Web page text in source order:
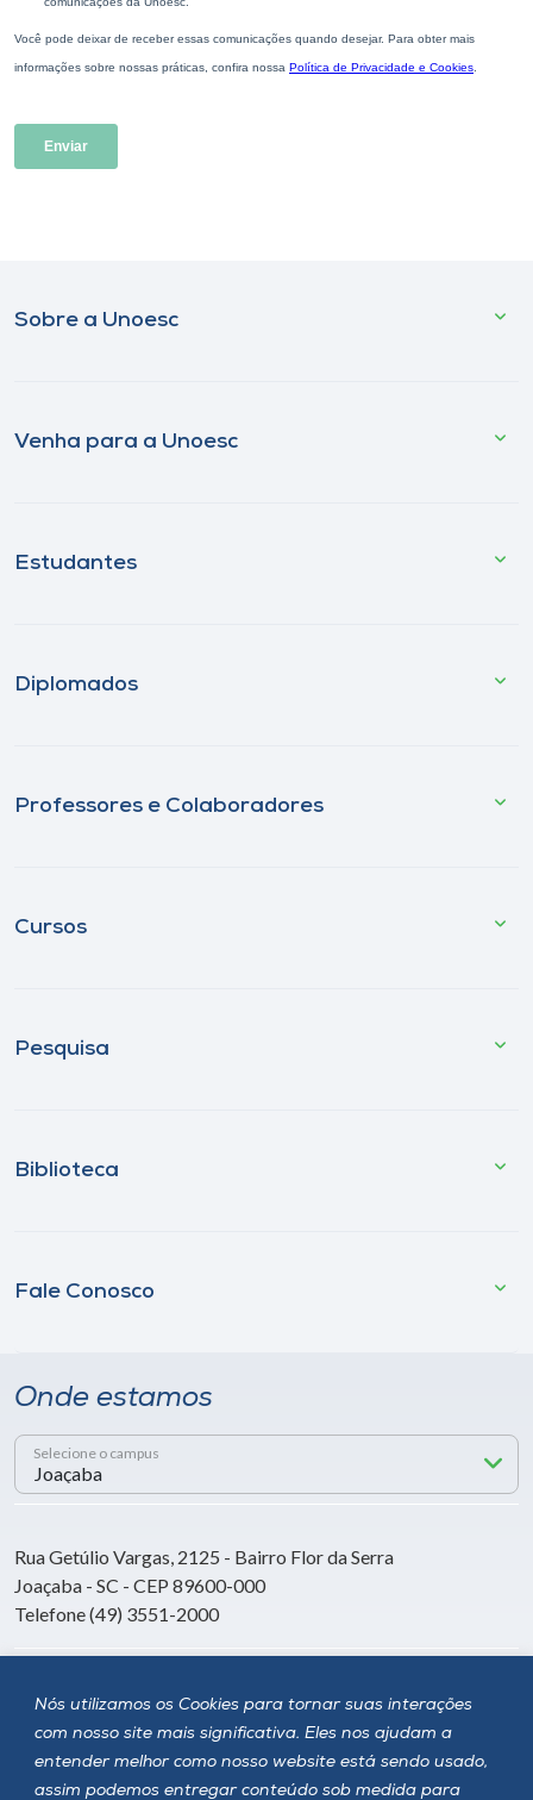
Nós utilizamos os Cookies para tornar suas interações
com nosso site mais significativa. Eles nos ajudam a
entender melhor como nosso website está sendo usado,
assim podemos entregar conteúdo sob medida para
Sobre a Unoesc
Venha para a Unoesc
Estudantes
Diplomados
Professores e Colaboradores
Cursos
Pesquisa
Biblioteca
Fale Conosco
Onde estamos
Selecione o campus
Rua Getúlio Vargas, 2125 - Bairro Flor da Serra
Joaçaba - SC - CEP 89600-000
Telefone (49) 3551-2000
Siga a Unoesc